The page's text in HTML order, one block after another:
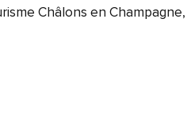
Châlons en